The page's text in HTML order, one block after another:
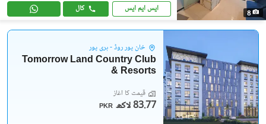
8 ایس ایم ایس کال
خان پور روڈ - ہری پور
Tomorrow Land Country Club
& Resorts
قیمت کا آغاز
PKR 83.77 لاکھ